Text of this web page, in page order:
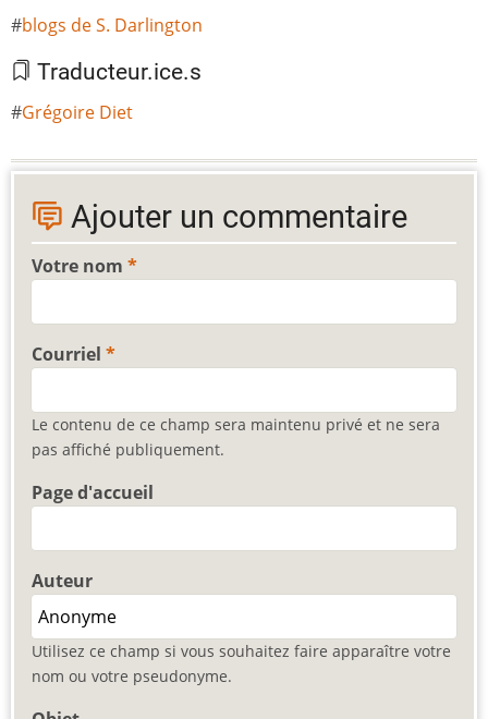
blogs de S. Darlington
Traducteur.ice.s
Grégoire Diet
Ajouter un commentaire
Votre nom
Courriel
Le contenu de ce champ sera maintenu privé et ne sera
pas affiché publiquement.
Page d'accueil
Auteur
Utilisez ce champ si vous souhaitez faire apparaître votre
nom ou votre pseudonyme.